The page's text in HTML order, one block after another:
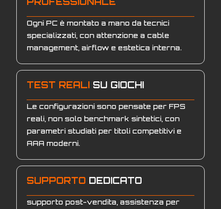
Ogni PC è montato a mano da tecnici
specializzati, con attenzione a cable
management, airflow e estetica interna.
TEST REALI SU GIOCHI
Le configurazioni sono pensate per FPS
reali, non solo benchmark sintetici, con
parametri studiati per titoli competitivi e
AAA moderni.
SUPPORTO DEDICATO
supporto post-vendita, assistenza per